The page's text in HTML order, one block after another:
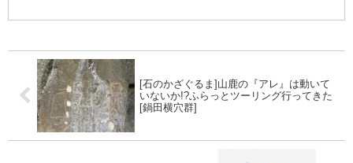
[石のかざぐるま]山鹿の『アレ』は動いて
いないか!?ふらっとツーリング行ってきた
[鍋田横穴群]